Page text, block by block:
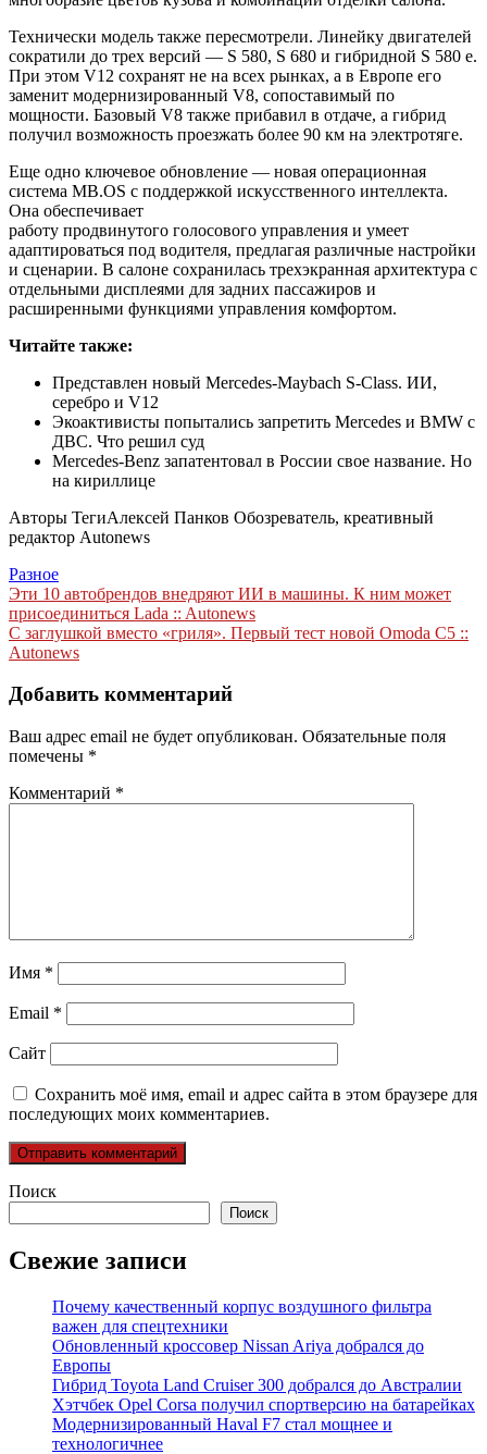
Технически модель также пересмотрели. Линейку двигателей
сократили до трех версий — S 580, S 680 и гибридной S 580 e.
При этом V12 сохранят не на всех рынках, а в Европе его
заменит модернизированный V8, сопоставимый по
мощности. Базовый V8 также прибавил в отдаче, а гибрид
получил возможность проезжать более 90 км на электротяге.
Еще одно ключевое обновление — новая операционная
система MB.OS с поддержкой искусственного интеллекта.
Она обеспечивает
работу продвинутого голосового управления и умеет
адаптироваться под водителя, предлагая различные настройки
и сценарии. В салоне сохранилась трехэкранная архитектура с
отдельными дисплеями для задних пассажиров и
расширенными функциями управления комфортом.
Читайте также:
Представлен новый Mercedes-Maybach S-Class. ИИ,
серебро и V12
Экоактивисты попытались запретить Mercedes и BMW с
ДВС. Что решил суд
Mercedes-Benz запатентовал в России свое название. Но
на кириллице
Авторы ТегиАлексей Панков Обозреватель, креативный
редактор Autonews
Разное
Навигация
по
записям
Эти 10 автобрендов внедряют ИИ в машины. К ним может
присоединиться Lada :: Autonews
С заглушкой вместо «гриля». Первый тест новой Omoda C5 ::
Autonews
Добавить комментарий
Ваш адрес email не будет опубликован. Обязательные поля
помечены *
Комментарий *
Имя *
Email *
Сайт
Сохранить моё имя, email и адрес сайта в этом браузере для
последующих моих комментариев.
Поиск
Поиск
Свежие записи
Почему качественный корпус воздушного фильтра
важен для спецтехники
Обновленный кроссовер Nissan Ariya добрался до
Европы
Гибрид Toyota Land Cruiser 300 добрался до Австралии
Хэтчбек Opel Corsa получил спортверсию на батарейках
Модернизированный Haval F7 стал мощнее и
технологичнее